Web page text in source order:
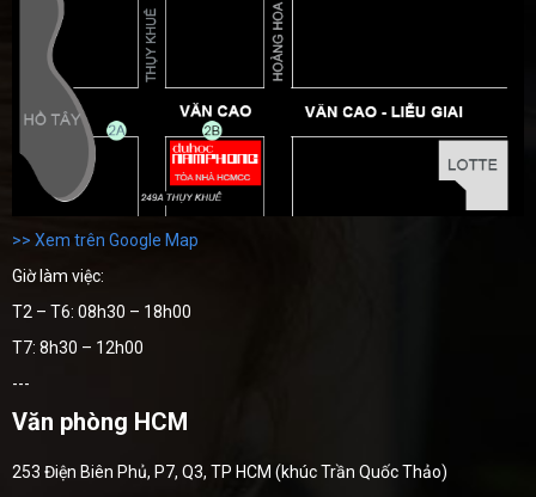
>> Xem trên Google Map
Giờ làm việc:
T2 – T6: 08h30 – 18h00
T7: 8h30 – 12h00
---
Văn phòng HCM
253 Điện Biên Phủ, P7, Q3, TP HCM (khúc Trần Quốc Thảo)